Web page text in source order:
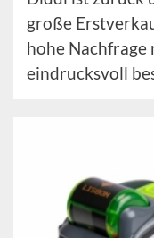
große
hohe
eindrucksvoll